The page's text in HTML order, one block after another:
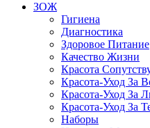
ЗОЖ
Гигиена
Диагностика
Здоровое Питание
Качество Жизни
Красота
Красота-Уход За
Красота-Уход За
Красота-Уход За
Наборы